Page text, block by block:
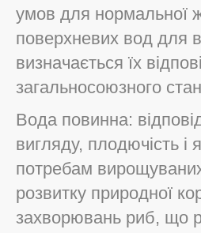
умов для нормальної
поверхневих вод для
визначається їх
загальносоюзного
Вода повинна:
вигляду, плодючість і
потребам
розвитку природної
захворювань риб, що